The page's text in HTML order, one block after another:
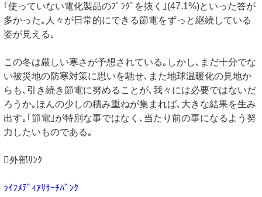
｢使っていない電化製品のﾌﾟﾗｸﾞを抜く｣(47.1%)といった答が
多かった｡人々が日常的にできる節電をずっと継続している
姿が見える｡
この冬は厳しい寒さが予想されている｡しかし､まだ十分でな
い被災地の防寒対策に思いを馳せ､また地球温暖化の見地か
らも､引き続き節電に努めることが､我々には必要ではないだ
ろうか｡ほんの少しの積み重ねが集まれば､大きな結果を生み
出す｡｢節電｣が特別な事ではなく､当たり前の事になるよう努
力したいものである｡
外部ﾘﾝｸ
ﾗｲﾌﾒﾃﾞｨｱﾘｻｰﾁﾊﾞﾝｸ